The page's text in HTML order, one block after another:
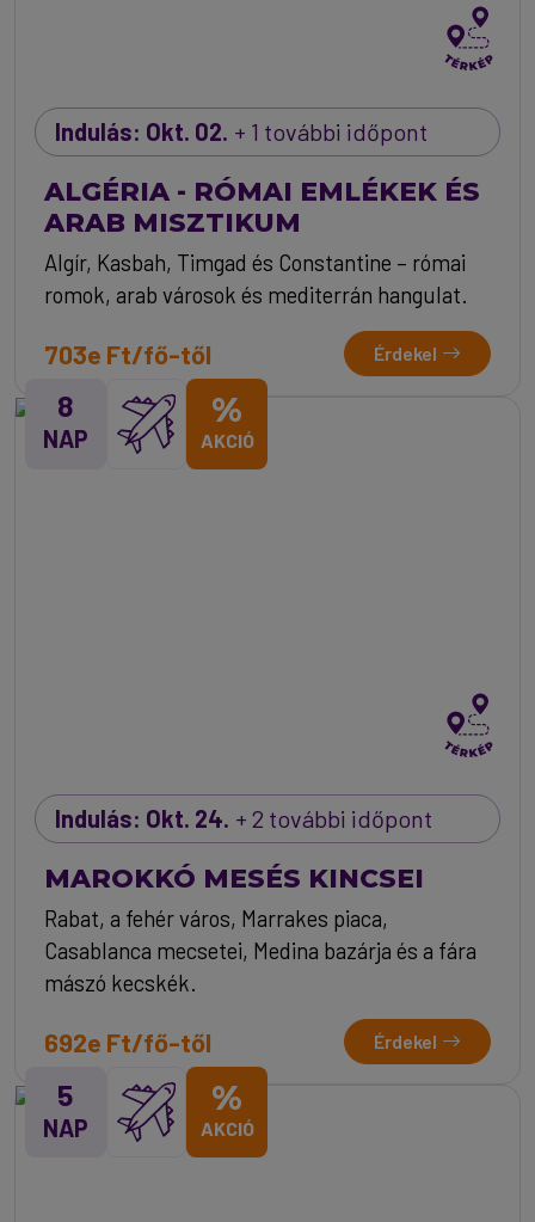
Indulás: Okt. 02. + 1 további időpont
ALGÉRIA - RÓMAI EMLÉKEK ÉS
ARAB MISZTIKUM
Algír, Kasbah, Timgad és Constantine – római
romok, arab városok és mediterrán hangulat.
703e Ft/fő-től Érdekel
8
NAP
%
AKCIÓ
Indulás: Okt. 24. + 2 további időpont
MAROKKÓ MESÉS KINCSEI
Rabat, a fehér város, Marrakes piaca,
Casablanca mecsetei, Medina bazárja és a fára
mászó kecskék.
692e Ft/fő-től Érdekel
5
NAP
%
AKCIÓ